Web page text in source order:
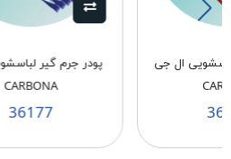
ال جی
پودر جرم گیر
CARBONA
36177